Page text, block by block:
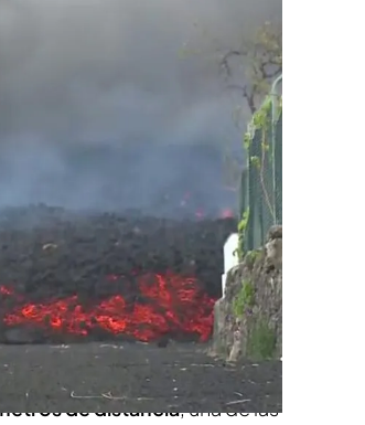
llegado a la localidad de
ha
al igual que han hecho los
lo ha perdido todo por la
ayer en la primera línea
de distancia, una de las